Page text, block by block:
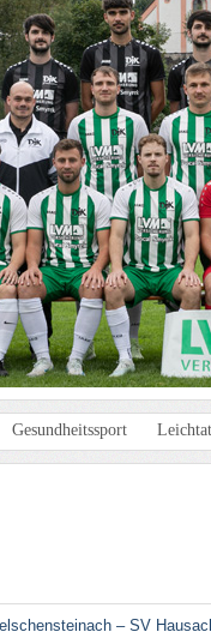
Gesundheitssport
– SV